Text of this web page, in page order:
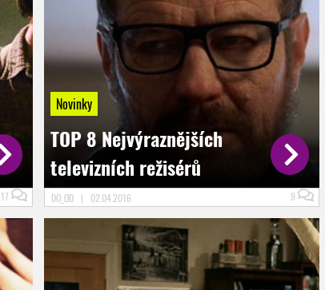
17
Novinky
TOP 8 Nejvýraznějších
televizních režisérů
DO_OD | 02.04.2016 9